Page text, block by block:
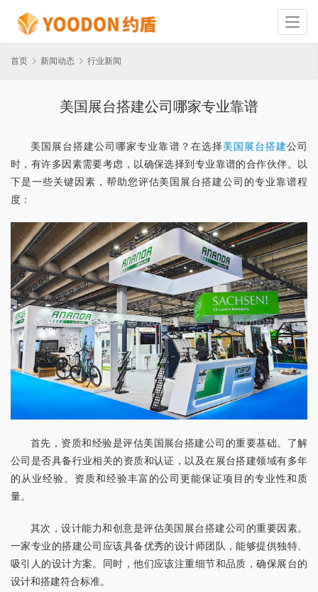
首页 新闻动态 行业新闻
美国展台搭建公司哪家专业靠谱
美国展台搭建公司哪家专业靠谱？在选择美国展台搭建公司
时，有许多因素需要考虑，以确保选择到专业靠谱的合作伙伴。以
下是一些关键因素，帮助您评估美国展台搭建公司的专业靠谱程
度：
首先，资质和经验是评估美国展台搭建公司的重要基础。了解
公司是否具备行业相关的资质和认证，以及在展台搭建领域有多年
的从业经验。资质和经验丰富的公司更能保证项目的专业性和质
量。
其次，设计能力和创意是评估美国展台搭建公司的重要因素。
一家专业的搭建公司应该具备优秀的设计师团队，能够提供独特、
吸引人的设计方案。同时，他们应该注重细节和品质，确保展台的
设计和搭建符合标准。